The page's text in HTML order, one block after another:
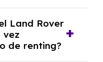
de renting con
y sin pagar
Land Rover
vez
de renting?